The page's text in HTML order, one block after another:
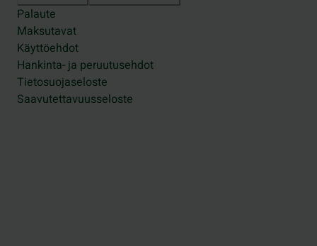
Palaute
Maksutavat
Käyttöehdot
Hankinta- ja peruutusehdot
Tietosuojaseloste
Saavutettavuusseloste